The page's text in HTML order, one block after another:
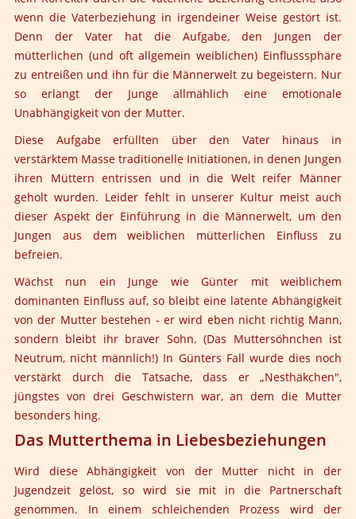
wenn die Vaterbeziehung in irgendeiner Weise gestört ist.
Denn der Vater hat die Aufgabe, den Jungen der
mütterlichen (und oft allgemein weiblichen) Einflusssphäre
zu entreißen und ihn für die Männerwelt zu begeistern. Nur
so erlangt der Junge allmählich eine emotionale
Unabhängigkeit von der Mutter.
Diese Aufgabe erfüllten über den Vater hinaus in
verstärktem Masse traditionelle Initiationen, in denen Jungen
ihren Müttern entrissen und in die Welt reifer Männer
geholt wurden. Leider fehlt in unserer Kultur meist auch
dieser Aspekt der Einführung in die Männerwelt, um den
Jungen aus dem weiblichen mütterlichen Einfluss zu
befreien.
Wächst nun ein Junge wie Günter mit weiblichem
dominanten Einfluss auf, so bleibt eine latente Abhängigkeit
von der Mutter bestehen - er wird eben nicht richtig Mann,
sondern bleibt ihr braver Sohn. (Das Muttersöhnchen ist
Neutrum, nicht männlich!) In Günters Fall wurde dies noch
verstärkt durch die Tatsache, dass er „Nesthäkchen",
jüngstes von drei Geschwistern war, an dem die Mutter
besonders hing.
Das Mutterthema in Liebesbeziehungen
Wird diese Abhängigkeit von der Mutter nicht in der
Jugendzeit gelöst, so wird sie mit in die Partnerschaft
genommen. In einem schleichenden Prozess wird der